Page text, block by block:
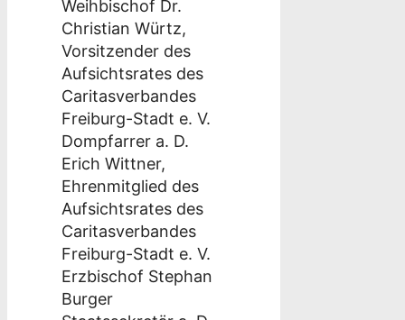
Weihbischof Dr.
Christian Würtz,
Vorsitzender des
Aufsichtsrates des
Caritasverbandes
Freiburg-Stadt e. V.
Dompfarrer a. D.
Erich Wittner,
Ehrenmitglied des
Aufsichtsrates des
Caritasverbandes
Freiburg-Stadt e. V.
Erzbischof Stephan
Burger